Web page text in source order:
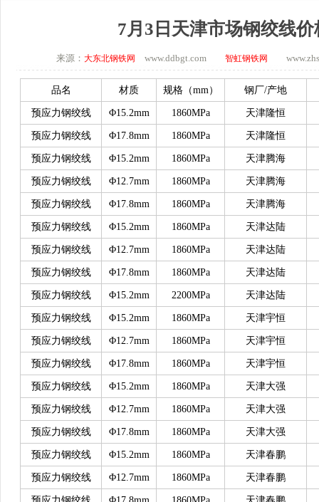
7月3日天津市场钢绞线价
来源： 大东北钢铁网 www.ddbgt.com 智虹钢铁网
品名 材质 规格（mm） 钢厂/产地
预应力钢绞线 Φ15.2mm 1860MPa 天津隆恒
预应力钢绞线 Φ17.8mm 1860MPa 天津隆恒
预应力钢绞线 Φ15.2mm 1860MPa 天津腾海
预应力钢绞线 Φ12.7mm 1860MPa 天津腾海
预应力钢绞线 Φ17.8mm 1860MPa 天津腾海
预应力钢绞线 Φ15.2mm 1860MPa 天津达陆
预应力钢绞线 Φ12.7mm 1860MPa 天津达陆
预应力钢绞线 Φ17.8mm 1860MPa 天津达陆
预应力钢绞线 Φ15.2mm 2200MPa 天津达陆
预应力钢绞线 Φ15.2mm 1860MPa 天津宇恒
预应力钢绞线 Φ12.7mm 1860MPa 天津宇恒
预应力钢绞线 Φ17.8mm 1860MPa 天津宇恒
预应力钢绞线 Φ15.2mm 1860MPa 天津大强
预应力钢绞线 Φ12.7mm 1860MPa 天津大强
预应力钢绞线 Φ17.8mm 1860MPa 天津大强
预应力钢绞线 Φ15.2mm 1860MPa 天津春鹏
预应力钢绞线 Φ12.7mm 1860MPa 天津春鹏